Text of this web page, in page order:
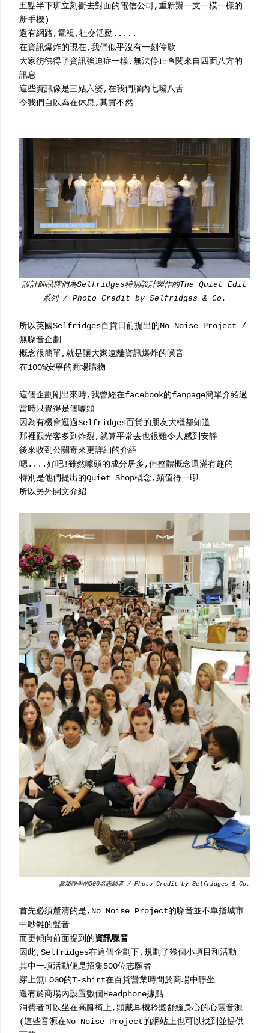
五點半下班立刻衝去對面的電信公司,重新辦一支一模一樣的
新手機)
還有網路,電視,社交活動.....
在資訊爆炸的現在,我們似乎沒有一刻停歇
大家彷彿得了資訊強迫症一樣,無法停止查閱來自四面八方的
訊息
這些資訊像是三姑六婆,在我們腦內七嘴八舌
令我們自以為在休息,其實不然
設計師品牌們為Selfridges特別設計製作的The Quiet Edit
系列 / Photo Credit by Selfridges & Co.
所以英國Selfridges百貨日前提出的No Noise Project /
無噪音企劃
概念很簡單,就是讓大家遠離資訊爆炸的噪音
在100%安寧的商場購物
這個企劃剛出來時,我曾經在facebook的fanpage簡單介紹過
當時只覺得是個噱頭
因為有機會逛過Selfridges百貨的朋友大概都知道
那裡觀光客多到炸裂,就算平常去也很難令人感到安靜
後來收到公關寄來更詳細的介紹
嗯....好吧!雖然噱頭的成分居多,但整體概念還滿有趣的
特別是他們提出的Quiet Shop概念,頗值得一聊
所以另外開文介紹
參加靜坐的500名志願者 / Photo Credit by Selfridges & Co.
首先必須釐清的是,No Noise Project的噪音並不單指城市
中吵雜的聲音
而更傾向前面提到的資訊噪音
因此,Selfridges在這個企劃下,規劃了幾個小項目和活動
其中一項活動便是招集500位志願者
穿上無LOGO的T-shirt在百貨營業時間於商場中靜坐
還有於商場內設置數個Headphone據點
消費者可以坐在高腳椅上,頭戴耳機聆聽舒緩身心的心靈音源
(這些音源在No Noise Project的網站上也可以找到並提供